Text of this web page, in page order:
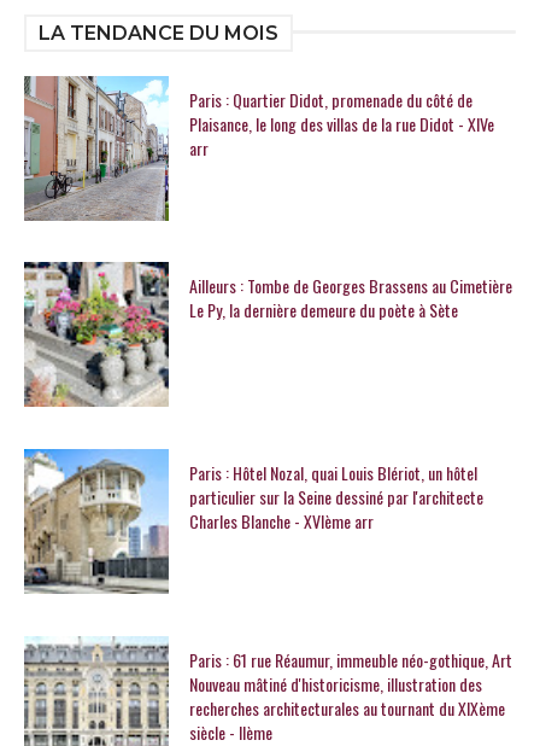
LA TENDANCE DU MOIS
Paris : Quartier Didot, promenade du côté de
Plaisance, le long des villas de la rue Didot - XIVe
arr
Ailleurs : Tombe de Georges Brassens au Cimetière
Le Py, la dernière demeure du poète à Sète
Paris : Hôtel Nozal, quai Louis Blériot, un hôtel
particulier sur la Seine dessiné par l'architecte
Charles Blanche - XVIème arr
Paris : 61 rue Réaumur, immeuble néo-gothique, Art
Nouveau mâtiné d'historicisme, illustration des
recherches architecturales au tournant du XIXème
siècle - IIème